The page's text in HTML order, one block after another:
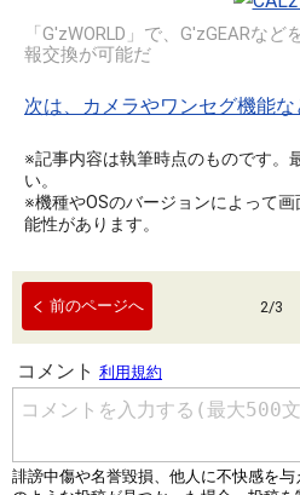
「G'zWORLD」で、G'zGEARな
報交換が可能だ
次は、カメラやワンセグ機能な
※記事内容は執筆時点のものです。
い。
※機種やOSのバージョンによって
能性があります。
前のページへ 2/3